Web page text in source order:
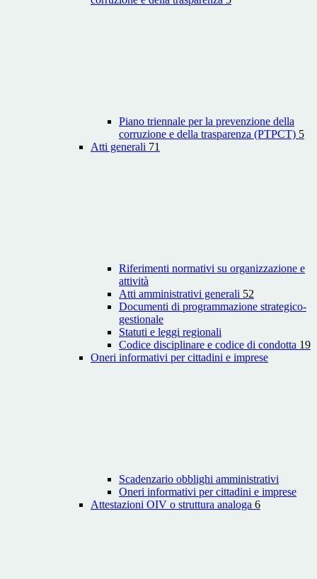
Piano triennale per la prevenzione della
corruzione e della trasparenza (PTPCT) 5
Atti generali 71
Riferimenti normativi su organizzazione e
attività
Atti amministrativi generali 52
Documenti di programmazione strategico-
gestionale
Statuti e leggi regionali
Codice disciplinare e codice di condotta 19
Oneri informativi per cittadini e imprese
Scadenzario obblighi amministrativi
Oneri informativi per cittadini e imprese
Attestazioni OIV o struttura analoga 6